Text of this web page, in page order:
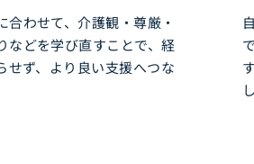
合わせて、介護観・尊厳・
などを学び直すことで、経
せず、より良い支援へつな